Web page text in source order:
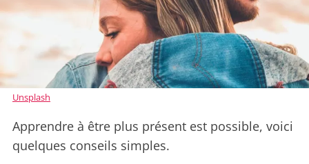
Unsplash
Apprendre à être plus présent est possible, voici
quelques conseils simples.